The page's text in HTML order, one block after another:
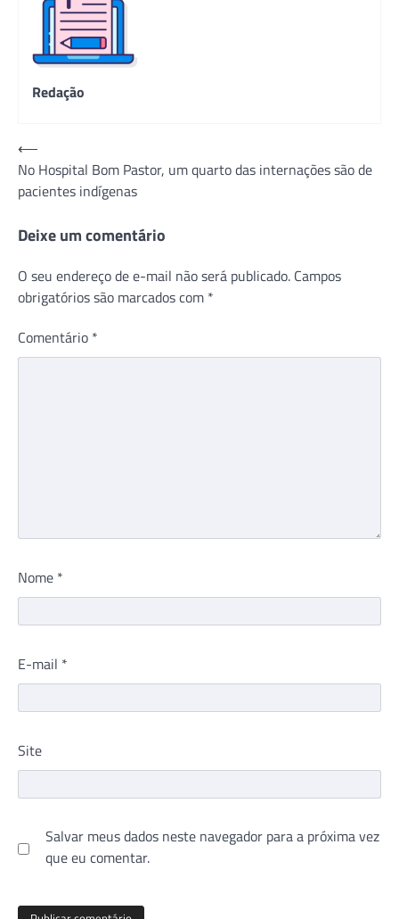
Redação
Navegação
de
Post
⟵
No Hospital Bom Pastor, um quarto das internações são de
pacientes indígenas
Deixe um comentário
O seu endereço de e-mail não será publicado. Campos
obrigatórios são marcados com *
Comentário *
Nome *
E-mail *
Site
Salvar meus dados neste navegador para a próxima vez
que eu comentar.